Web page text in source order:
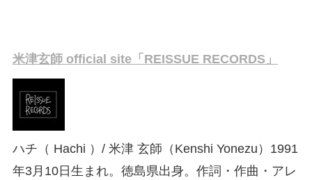
米津玄師 official site「REISSUE RECORDS」
ハチ（ Hachi ）/ 米津 玄師（Kenshi Yonezu）1991
年3月10日生まれ。徳島県出身。作詞・作曲・アレ